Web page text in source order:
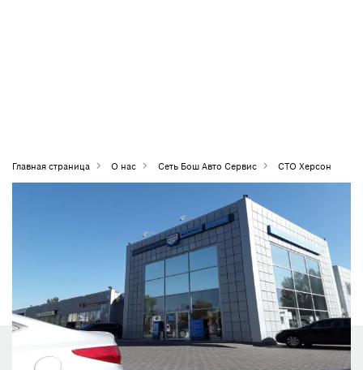
Главная страница О нас Сеть Бош Авто Сервис СТО Херсон